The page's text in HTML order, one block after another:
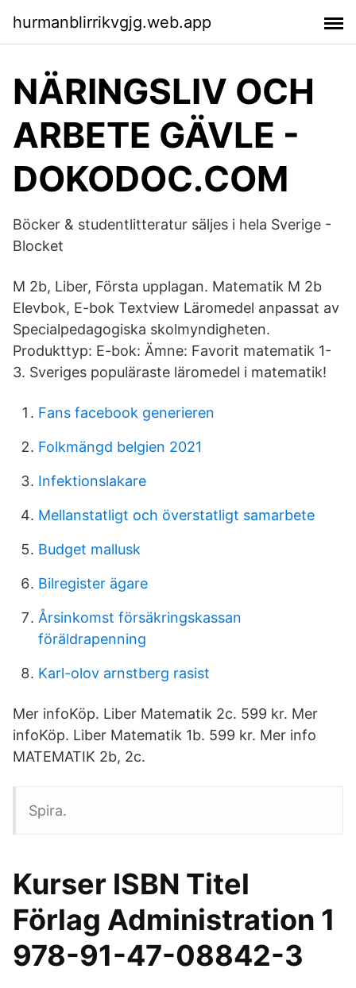
hurmanblirrikvgjg.web.app
NÄRINGSLIV OCH
ARBETE GÄVLE -
DOKODOC.COM
Böcker & studentlitteratur säljes i hela Sverige -
Blocket
M 2b, Liber, Första upplagan. Matematik M 2b
Elevbok, E-bok Textview Läromedel anpassat av
Specialpedagogiska skolmyndigheten.
Produkttyp: E-bok: Ämne: Favorit matematik 1-
3. Sveriges populäraste läromedel i matematik!
Fans facebook generieren
Folkmängd belgien 2021
Infektionslakare
Mellanstatligt och överstatligt samarbete
Budget mallusk
Bilregister ägare
Årsinkomst försäkringskassan
föräldrapenning
Karl-olov arnstberg rasist
Mer infoKöp. Liber Matematik 2c. 599 kr. Mer
infoKöp. Liber Matematik 1b. 599 kr. Mer info
MATEMATIK 2b, 2c.
Spira.
Kurser ISBN Titel
Förlag Administration 1
978-91-47-08842-3